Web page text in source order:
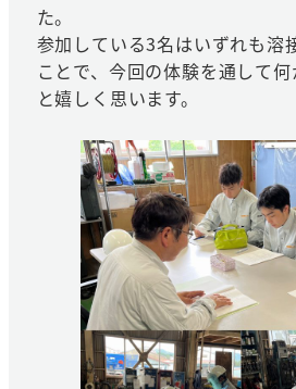
た。
参加している3名はいずれも溶
ことで、今回の体験を通して
と嬉しく思います。